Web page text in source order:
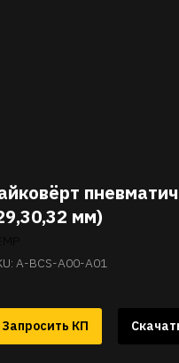
мм)
A-BCS-A00-A01
Запросить КП